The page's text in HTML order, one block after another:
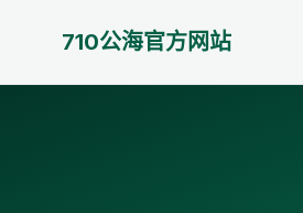
710公海官方网站